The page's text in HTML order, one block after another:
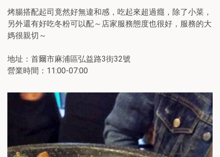
烤腸搭配起司竟然好無違和感，吃起來超過癮，除了小菜，
另外還有好吃冬粉可以配～店家服務態度也很好，服務的大
媽很親切～
地址：首爾市麻浦區弘益路3街32號
營業時間：11:00-07:00